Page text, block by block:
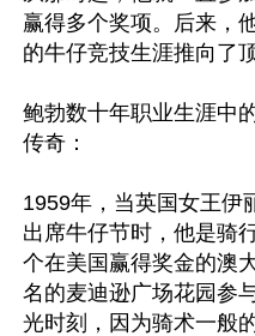
赢得多个奖项。后来，
的牛仔竞技生涯推向了顶
鲍勃数十年职业生涯中
传奇：
1959年，当英国女王伊
出席牛仔节时，他是骑
个在美国赢得奖金的澳
名的麦迪逊广场花园参
光时刻，因为骑术一般